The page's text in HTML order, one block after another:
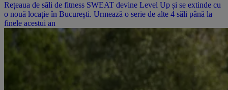
Rețeaua de săli de fitness SWEAT devine Level Up și se extinde cu
o nouă locație în București. Urmează o serie de alte 4 săli până la
finele acestui an